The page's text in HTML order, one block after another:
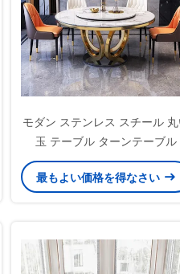
モダン ステンレス スチール 丸
玉 テーブル ターンテーブル
最もよい価格を得なさい